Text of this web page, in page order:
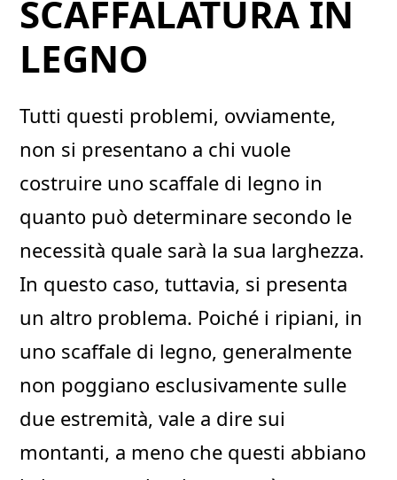
SCAFFALATURA IN
LEGNO
Tutti questi problemi, ovviamente,
non si presentano a chi vuole
costruire uno scaffale di legno in
quanto può determinare secondo le
necessità quale sarà la sua larghezza.
In questo caso, tuttavia, si presenta
un altro problema. Poiché i ripiani, in
uno scaffale di legno, generalmente
non poggiano esclusivamente sulle
due estremità, vale a dire sui
montanti, a meno che questi abbiano